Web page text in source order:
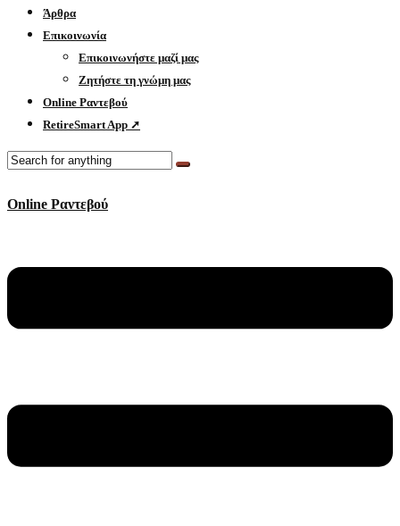
Άρθρα
Επικοινωνία
Επικοινωνήστε μαζί μας
Ζητήστε τη γνώμη μας
Online Ραντεβού
RetireSmart App ➚
Online Ραντεβού